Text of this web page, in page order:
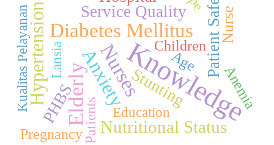
Knowledge
Elderly
Diabetes Mellitus
Nurses
Hypertension Anxiety
Nutritional Status
Stunting
PHBS
Patient Safety
Service Quality Nurse
Anemia
Patients
Children
Pregnancy
Age
Kualitas Pelayanan Lansia
Education